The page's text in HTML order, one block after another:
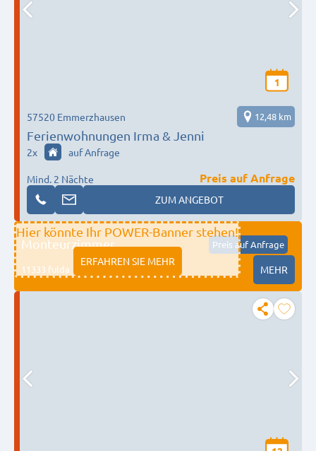
1
Ferienwohnungen Irma & Jenni
57520 Emmerzhausen 12,48 km
2x auf Anfrage
Mind. 2 Nächte
Preis auf Anfrage
ZUM ANGEBOT
Hier könnte Ihr POWER-Banner stehen!
ERFAHREN SIE MEHR
Monteurzimmer Preis auf Anfrage
11333 fulda MEHR